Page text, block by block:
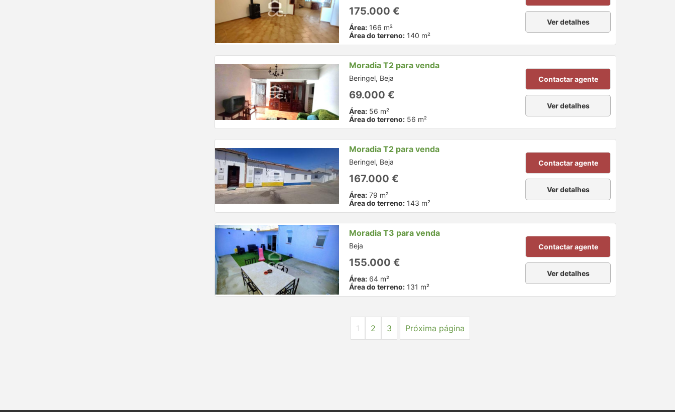
175.000 €
Área: 166 m²
Área do terreno: 140 m²
Ver detalhes
Moradia T2 para venda
Beringel, Beja
69.000 €
Área: 56 m²
Área do terreno: 56 m²
Contactar agente
Ver detalhes
Moradia T2 para venda
Beringel, Beja
167.000 €
Área: 79 m²
Área do terreno: 143 m²
Contactar agente
Ver detalhes
Moradia T3 para venda
Beja
155.000 €
Área: 64 m²
Área do terreno: 131 m²
Contactar agente
Ver detalhes
1 2 3 Próxima página